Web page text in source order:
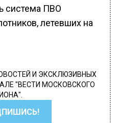
система ПВО
летевших на
И ЭКСКЛЮЗИВНЫХ
"ВЕСТИ МОСКОВСКОГО